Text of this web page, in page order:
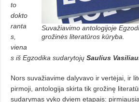
Suvažiavimo antologijoje
grožinės literatūros kūryba.
to
dokto
ranta
s,
viena
s iš Egzodika sudarytojųSaulius
Nors suvažiavime dalyvavo ir vertėjai, ir
pirmoji, antologija skirta tik grožinę
sudarymas vyko dviem etapais: